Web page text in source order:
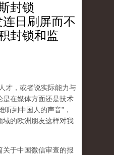
封锁
日刷屏而不
封锁和监
才，或者说实际能力与
是在媒体方面还是技术
到中国人的声音”，
域的欧洲朋友这样对我
于中国微信审查的报